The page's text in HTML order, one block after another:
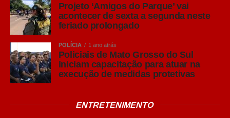
Projeto ‘Amigos do Parque’ vai
acontecer de sexta a segunda neste
feriado prolongado
POLÍCIA 1 ano atrás
Policiais de Mato Grosso do Sul
iniciam capacitação para atuar na
execução de medidas protetivas
ENTRETENIMENTO